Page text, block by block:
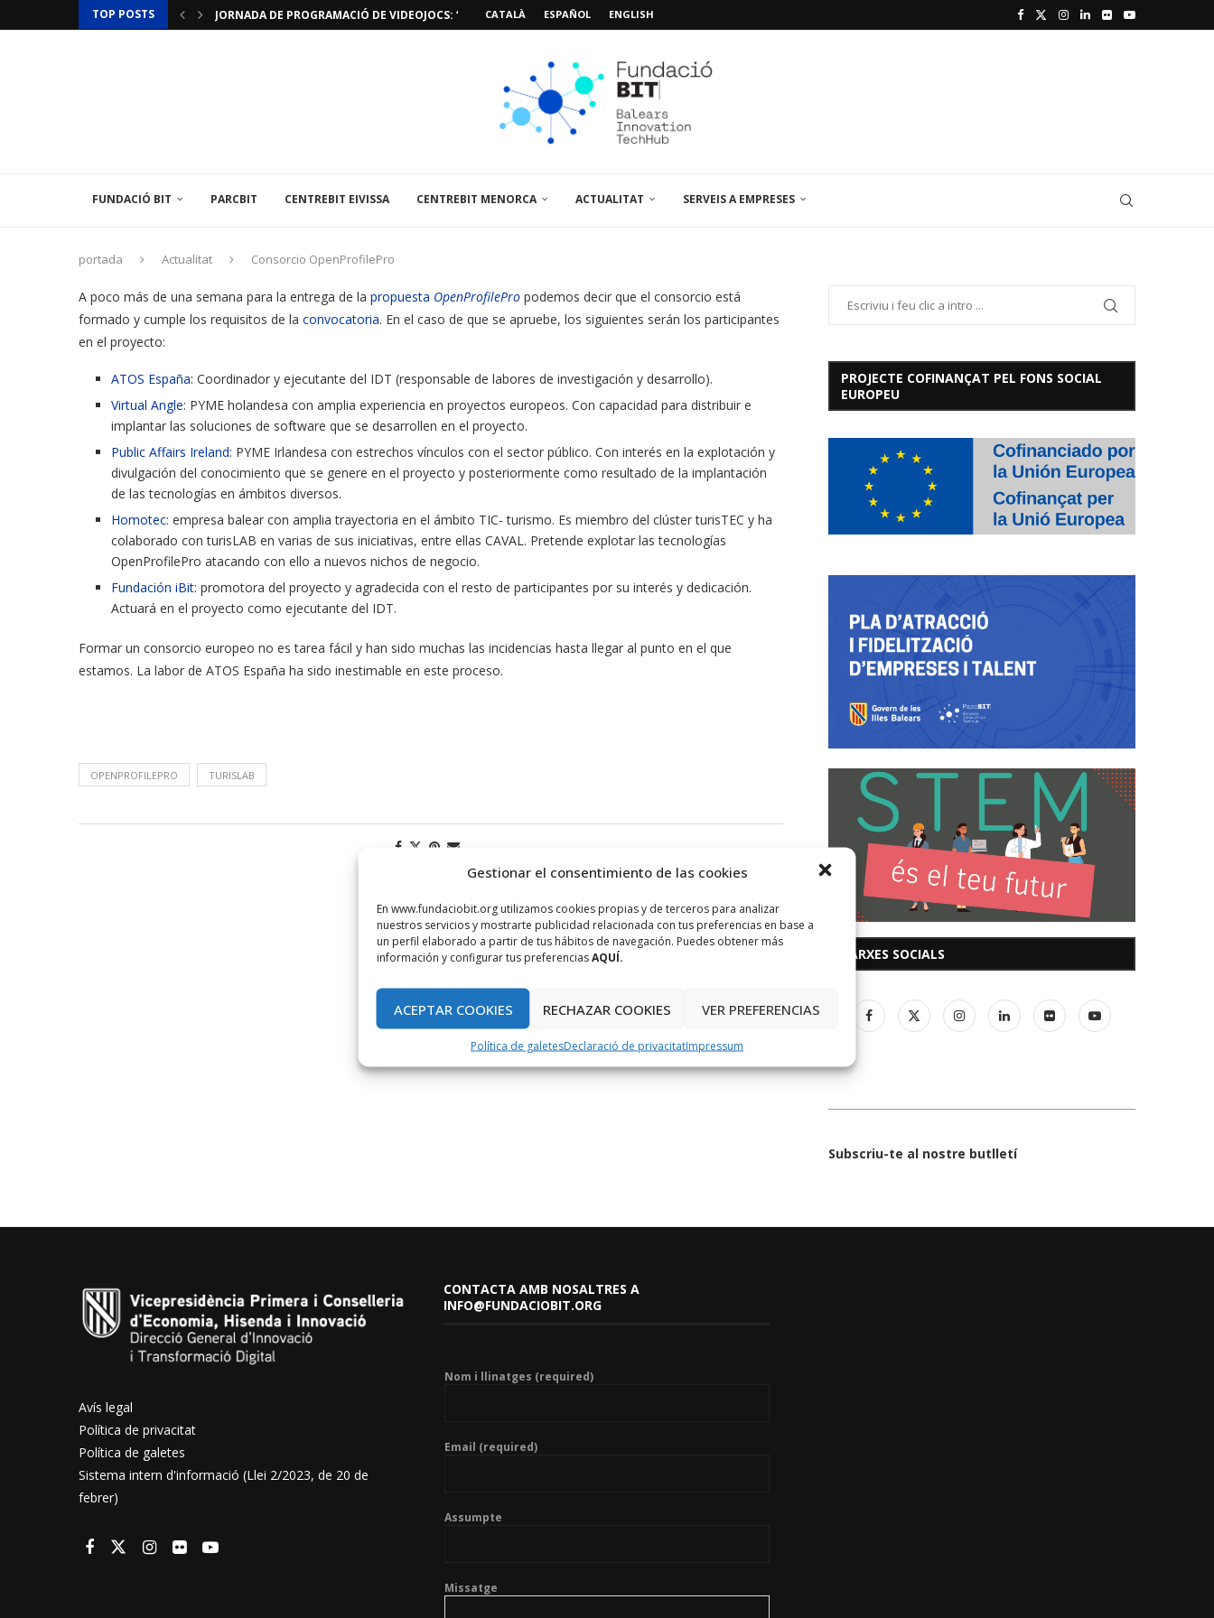
Gestionar el consentimiento de las cookies
En www.fundaciobit.org utilizamos cookies propias y de terceros para analizar
nuestros servicios y mostrarte publicidad relacionada con tus preferencias en base a
un perfil elaborado a partir de tus hábitos de navegación. Puedes obtener más
información y configurar tus preferenciasAQUÍ.
ACEPTAR COOKIES RECHAZAR COOKIES VER PREFERENCIAS
Política de galetesDeclaració de privacitatImpressum
TOP POSTS
JORNADA DE PROGRAMACIÓ DE VIDEOJOCS: “MISSIÓ POSIDÒNIA PRO”
CATALÀ ESPAÑOL ENGLISH
FUNDACIÓ BIT PARCBIT CENTREBIT EIVISSA CENTREBIT MENORCA ACTUALITAT SERVEIS A EMPRESES
portada Actualitat Consorcio OpenProfilePro
A poco más de una semana para la entrega de la propuesta OpenProfilePro podemos decir que el consorcio está
formado y cumple los requisitos de la convocatoria. En el caso de que se apruebe, los siguientes serán los participantes
en el proyecto:
ATOS España: Coordinador y ejecutante del IDT (responsable de labores de investigación y desarrollo).
Virtual Angle: PYME holandesa con amplia experiencia en proyectos europeos. Con capacidad para distribuir e
implantar las soluciones de software que se desarrollen en el proyecto.
Public Affairs Ireland: PYME Irlandesa con estrechos vínculos con el sector público. Con interés en la explotación y
divulgación del conocimiento que se genere en el proyecto y posteriormente como resultado de la implantación
de las tecnologías en ámbitos diversos.
Homotec: empresa balear con amplia trayectoria en el ámbito TIC- turismo. Es miembro del clúster turisTEC y ha
colaborado con turisLAB en varias de sus iniciativas, entre ellas CAVAL. Pretende explotar las tecnologías
OpenProfilePro atacando con ello a nuevos nichos de negocio.
Fundación iBit: promotora del proyecto y agradecida con el resto de participantes por su interés y dedicación.
Actuará en el proyecto como ejecutante del IDT.
Formar un consorcio europeo no es tarea fácil y han sido muchas las incidencias hasta llegar al punto en el que
estamos. La labor de ATOS España ha sido inestimable en este proceso.
OPENPROFILEPRO TURISLAB
PROJECTE COFINANÇAT PEL FONS SOCIAL
EUROPEU
XARXES SOCIALS
Subscriu-te al nostre butlletí
Avís legal
Política de privacitat
Política de galetes
Sistema intern d'informació (Llei 2/2023, de 20 de
febrer)
CONTACTA AMB NOSALTRES A
INFO@FUNDACIOBIT.ORG
Nom i llinatges (required)
Email (required)
Assumpte
Missatge